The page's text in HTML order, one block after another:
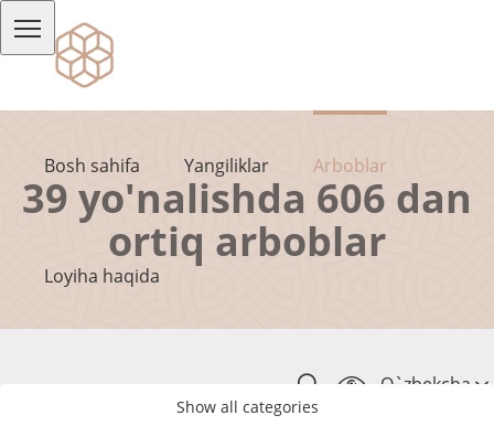
Bosh sahifa Yangiliklar Arboblar
Loyiha haqida
O`zbekcha
39 yo'nalishda 606 dan
ortiq arboblar
Show all categories